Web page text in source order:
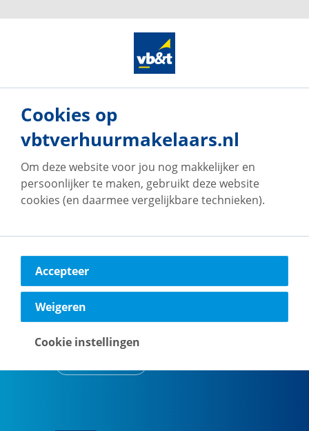
Onze vestigingen
vb&t Verhuurmakelaars
Vestdijk 180
Cookies op
vbtverhuurmakelaars.nl
Om deze website voor jou nog makkelijker en
persoonlijker te maken, gebruikt deze website
cookies (en daarmee vergelijkbare technieken).
Accepteer
Weigeren
Cookie instellingen